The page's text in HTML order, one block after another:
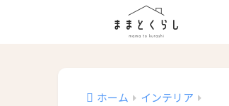
ホーム インテリア